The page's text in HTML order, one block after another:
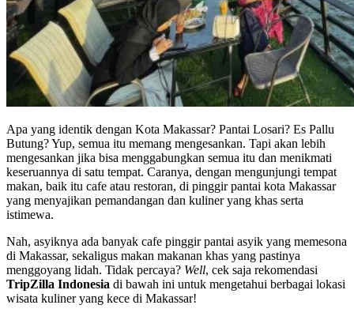
Apa yang identik dengan Kota Makassar? Pantai Losari? Es Pallu
Butung? Yup, semua itu memang mengesankan. Tapi akan lebih
mengesankan jika bisa menggabungkan semua itu dan menikmati
keseruannya di satu tempat. Caranya, dengan mengunjungi tempat
makan, baik itu cafe atau restoran, di pinggir pantai kota Makassar
yang menyajikan pemandangan dan kuliner yang khas serta
istimewa.
Nah, asyiknya ada banyak cafe pinggir pantai asyik yang memesona
di Makassar, sekaligus makan makanan khas yang pastinya
menggoyang lidah. Tidak percaya? Well, cek saja rekomendasi
TripZilla Indonesia di bawah ini untuk mengetahui berbagai lokasi
wisata kuliner yang kece di Makassar!